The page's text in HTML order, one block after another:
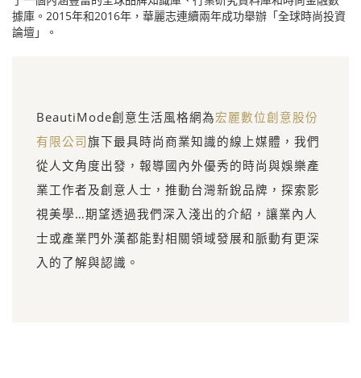
據庫。2015年和2016年，華麗志連續兩年成功舉辦「全球時尚投資
論壇」。
BeautiMode創意生活風格網為宏麗數位創意股份
有限公司旗下最具時尚商業知識的線上媒體，我們
從人文角度出發，報導國內外優秀的時尚與娛樂產
業工作者及創意人士，推動台灣新銳品牌，探索影
視美學…期望透過我們深入淺出的介紹，讓業內人
士或產業門外漢都能對相關領域發展和脈動有更深
入的了解與認識。